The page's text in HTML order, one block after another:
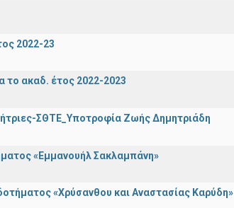
2022-23
το ακαδ. έτος 2022-2023
ΣΘΤΕ_Υποτροφία Ζωής Δημητριάδη
«Εμμανουήλ Σακλαμπάνη»
«Χρύσανθου και Αναστασίας Καρύδη»